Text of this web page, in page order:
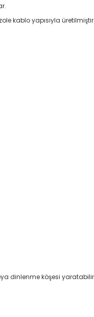
kablo yapısıyla
dinlenme köşesi